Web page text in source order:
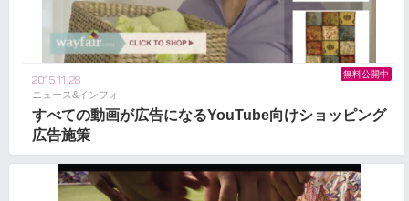
2015.11.28
ニュース&インフォ
すべての動画が広告になるYouTube向けショッピング
広告施策
無料公開中